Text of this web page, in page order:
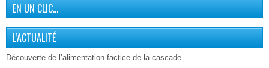
EN UN CLIC…
L’ACTUALITÉ
Découverte de l’alimentation factice de la cascade